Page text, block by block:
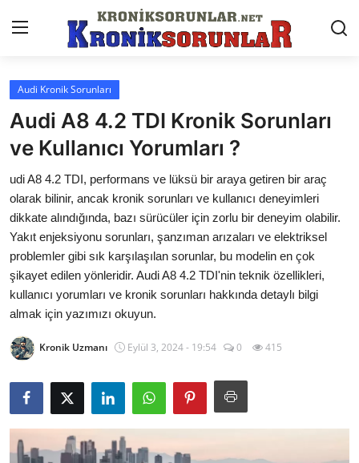
Anasayfa
Markalar
İletişim
Trafik & Cezalar
Sigorta & Kasko
Vergi & ÖTV & MTV
Muayene & Ruhsat
Sorgulamalar
İkinci El & Alım-Satım
Bakım & Arıza Çözümleri
Elektrikli & Hibrit
Audi Kronik Sorunları
Audi A8 4.2 TDI Kronik Sorunları
ve Kullanıcı Yorumları ?
udi A8 4.2 TDI, performans ve lüksü bir araya getiren bir araç
olarak bilinir, ancak kronik sorunları ve kullanıcı deneyimleri
dikkate alındığında, bazı sürücüler için zorlu bir deneyim olabilir.
Yakıt enjeksiyonu sorunları, şanzıman arızaları ve elektriksel
problemler gibi sık karşılaşılan sorunlar, bu modelin en çok
şikayet edilen yönleridir. Audi A8 4.2 TDI'nin teknik özellikleri,
kullanıcı yorumları ve kronik sorunları hakkında detaylı bilgi
almak için yazımızı okuyun.
Kronik Uzmanı Eylül 3, 2024 - 19:54 0 415